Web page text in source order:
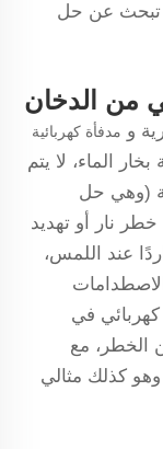
تبحث عن حل
من الدخان
و مدفأة كهربائية
الماء، لا يتم
(وهي حل
خطر نار أو تهديد
عند اللمس،
في
الخطر، مع
وهو كذلك مثالي